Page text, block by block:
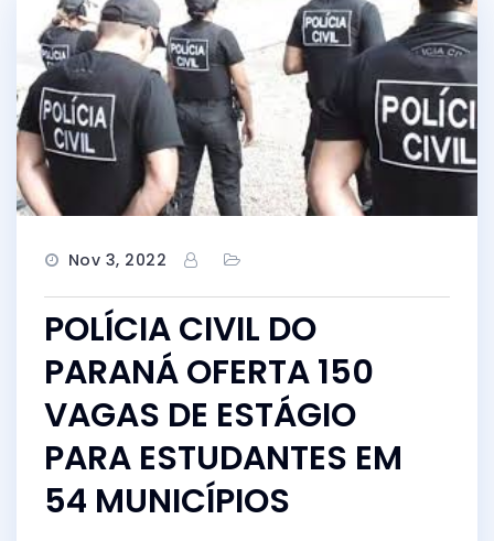
Nov 3, 2022
POLÍCIA CIVIL DO
PARANÁ OFERTA 150
VAGAS DE ESTÁGIO
PARA ESTUDANTES EM
54 MUNICÍPIOS